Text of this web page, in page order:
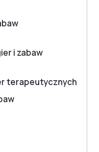
i zabaw
terapeutycznych